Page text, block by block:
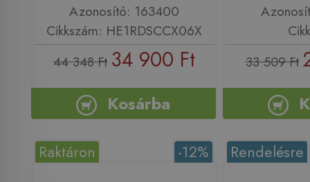
Azonosító: 163400
Cikkszám: HE1RDSCCX06X
44 348 Ft 34 900 Ft
Kosárba
33 509 Ft
-12%
Raktáron Rendelésre